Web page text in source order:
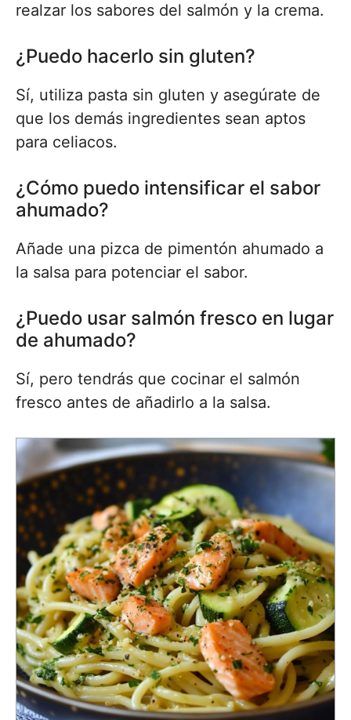
realzar los sabores del salmón y la crema.
¿Puedo hacerlo sin gluten?
Sí, utiliza pasta sin gluten y asegúrate de
que los demás ingredientes sean aptos
para celiacos.
¿Cómo puedo intensificar el sabor
ahumado?
Añade una pizca de pimentón ahumado a
la salsa para potenciar el sabor.
¿Puedo usar salmón fresco en lugar
de ahumado?
Sí, pero tendrás que cocinar el salmón
fresco antes de añadirlo a la salsa.